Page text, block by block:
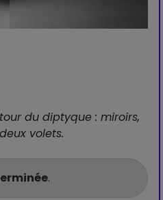
du diptyque : miroirs,
volets.
.